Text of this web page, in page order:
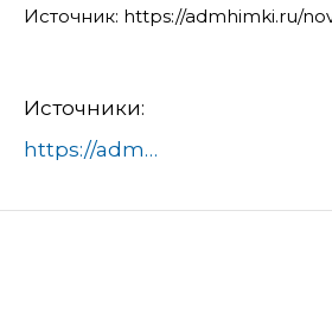
Источник: https://admhimki.ru/
Источники:
https://admhimki.ru/novosti/:id40656